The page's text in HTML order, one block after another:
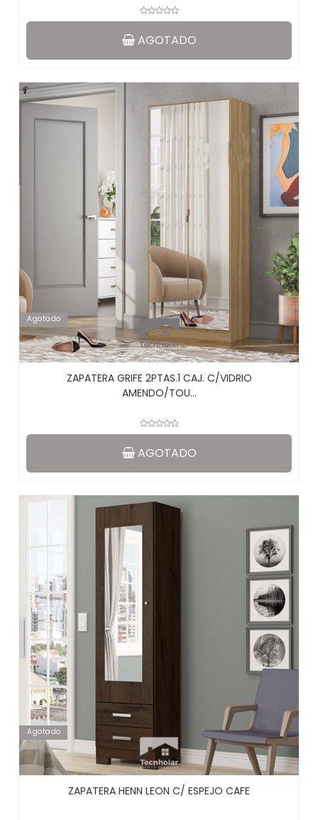
AGOTADO
Agotado
ZAPATERA GRIFE 2PTAS.1 CAJ. C/VIDRIO
AMENDO/TOU...
AGOTADO
Agotado
ZAPATERA HENN LEON C/ ESPEJO CAFE